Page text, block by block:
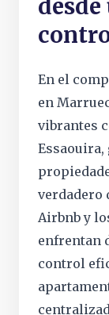
En el
en
vibrantes
verdadero
Airbnb y
enfrentan
control